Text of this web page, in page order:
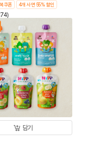
쿠폰 4개 사면 55% 할인
담기